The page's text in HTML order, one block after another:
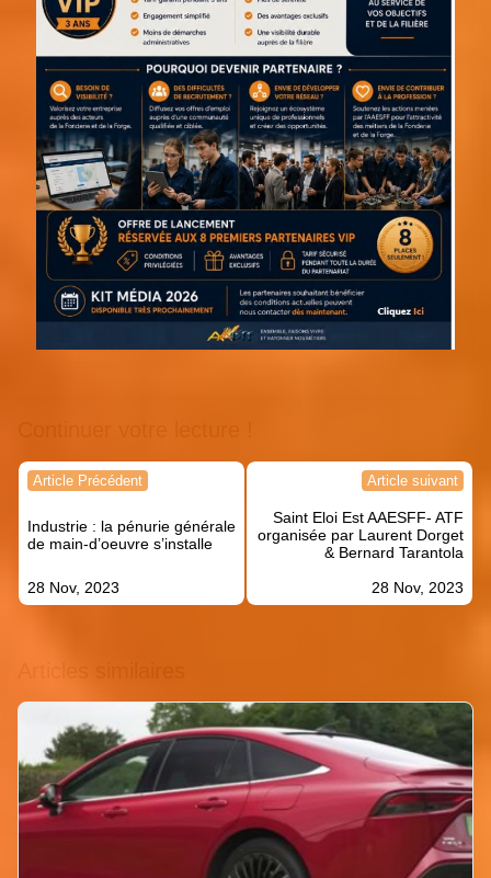
Navigation
l’article
Article Précédent
Industrie : la pénurie générale
de main-d’oeuvre s’installe
28 Nov, 2023
Article suivant
Saint Eloi Est AAESFF- ATF
organisée par Laurent Dorget
& Bernard Tarantola
28 Nov, 2023